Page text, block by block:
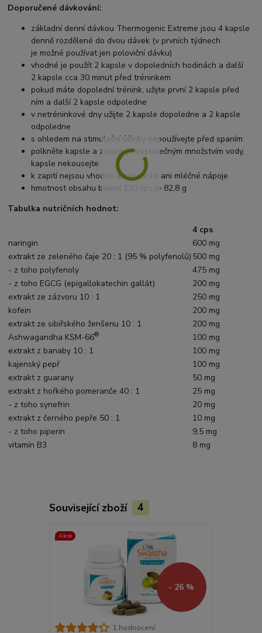
Doporučené dávkování:
základní denní dávkou Thermogenic Extreme jsou 4 kapsle
denně rozdělené do dvou dávek (v prvních týdnech
je možné používat jen poloviční dávku)
vhodné je použít 2 kapsle v dopoledních hodinách a další
2 kapsle cca 30 minut před tréninkem
pokud máte dopolední trénink, užijte první 2 kapsle před
ním a další 2 kapsle odpoledne
v netréninkové dny užijte 2 kapsle dopoledne a 2 kapsle
odpoledne
s ohledem na stimulační účinky nepoužívejte před spaním
polkněte kapsle a zapijte je dostatečným množstvím vody,
kapsle nekousejte
k zapití nejsou vhodné alkoholické ani mléčné nápoje
hmotnost obsahu balení 120 cps je 82,8 g
Tabulka nutričních hodnot:
4 cps
naringin
600 mg
extrakt ze zeleného čaje 20 : 1 (95 % polyfenolů) 500 mg
- z toho polyfenoly
475 mg
- z toho EGCG (epigallokatechin gallát)
200 mg
extrakt ze zázvoru 10 : 1
250 mg
kofein
200 mg
extrakt ze sibiřského ženšenu 10 : 1
200 mg
Ashwagandha KSM-66®
100 mg
extrakt z banaby 10 : 1
100 mg
kajenský pepř
100 mg
extrakt z guarany
50 mg
extrakt z hořkého pomeranče 40 : 1
25 mg
- z toho synefrin
20 mg
extrakt z černého pepře 50 : 1
10 mg
- z toho piperin
9,5 mg
vitamín B3
8 mg
Související zboží 4
Akce
- 26 %
1 hodnocení